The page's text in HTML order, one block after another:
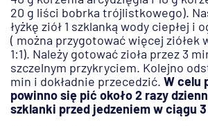
20 g liści bobrka trójlistkowego).
łyżkę ziół 1 szklanką wody ciepłej i
( można przygotować więcej ziółek
1:1). Należy gotować zioła przez 3
szczelnym przykryciem. Kolejno
min i dokładnie przecedzić. W celu
powinno się pić około 2 razy
szklanki przed jedzeniem w ciągu